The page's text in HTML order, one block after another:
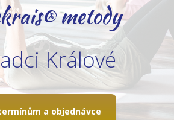
metody
Králové
a objednávce